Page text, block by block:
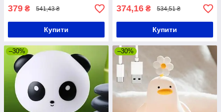
379 ₴ 541,43 ₴
Купити
374,16 ₴ 534,51 ₴
Купити
–30% –30%